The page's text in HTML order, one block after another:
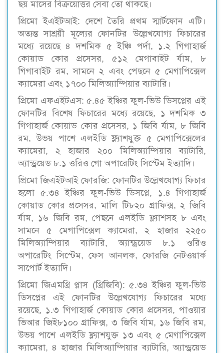
ছয় মাসের বিক্রয়োত্তর সেবা তো থাকছে।
প্রিমো ইএইটআই: দেশে তৈরি প্রথম স্মার্টফোন এটি।
অত্যন্ত সাশ্রয়ী মূল্যের ফোনটির উল্লেখযোগ্য ফিচারের
মধ্যে রয়েছে ৪ দশমিক ৫ ইঞ্চি পর্দা, ১.২ গিগাহার্জ
কোয়াড কোর প্রসেসর, ৫১২ মেগাবাইট র্যাম, ৮
গিগাবাইট রম, সামনে ২ এবং পেছনে ৫ মেগাপিক্সেল
ক্যামেরা এবং ১৭০০ মিলিঅ্যাম্পিয়ার ব্যাটারি।
প্রিমো এফএইটএস: ৫.৪৫ ইঞ্চির ফুল-ভিউ ডিসপ্লের এই
ফোনটির বিশেষ ফিচারের মধ্যে রয়েছে, ১ দশমিক ৩
গিগাহার্জ কোয়াড কোর প্রসেসর, ১ জিবি র্যাম, ৮ জিবি
রম, উভয় পাশে এলইডি ফ্ল্যাশযুক্ত ৫ মেগাপিক্সেলের
ক্যামেরা, ২ হাজার ২০০ মিলিঅ্যাম্পিয়ার ব্যাটারি,
অ্যান্ড্রয়েড ৮.১ ওরিও গো অপারেটিং সিস্টেম ইত্যাদি।
প্রিমো জিএইটআই ফোরজি: ফোনটির উল্লেখযোগ্য ফিচার
হলো ৫.৩৪ ইঞ্চির ফুল-ভিউ ডিসপ্লে, ১.৪ গিগাহার্জ
কোয়াড কোর প্রসেসর, মালি টি৮২০ গ্রাফিক্স, ২ জিবি
র্যাম, ১৬ জিবি রম, পেছনে এলইডি ফ্ল্যাশসহ ৮ এবং
সামনে ৫ মেগাপিক্সেল ক্যামেরা, ২ হাজার ২২৫০
মিলিঅ্যাম্পিয়ার ব্যাটারি, অ্যান্ড্রয়েড ৮.১ ওরিও
অপারেটিং সিস্টেম, ফেস আনলক, ফোরজি নেটওয়ার্ক
সাপোর্ট ইত্যাদি।
প্রিমো জিএমথ্রি প্লাস (থ্রিজিবি): ৫.৩৪ ইঞ্চির ফুল-ভিউ
ডিসপ্লের এই ফোনটির উল্লেখযোগ্য ফিচারের মধ্যে
রয়েছে, ১.৩ গিগাহার্জ কোয়াড কোর প্রসেসর, পাওয়ার
ভিআর জিই৮১০০ গ্রাফিক্স, ৩ জিবি র্যাম, ১৬ জিবি রম,
উভয় পাশে এলইডি ফ্ল্যাশযুক্ত ১৩ এবং ৫ মেগাপিক্সেল
ক্যামেরা, ৪ হাজার মিলিঅ্যাম্পিয়ার ব্যাটারি, অ্যান্ড্রয়েড